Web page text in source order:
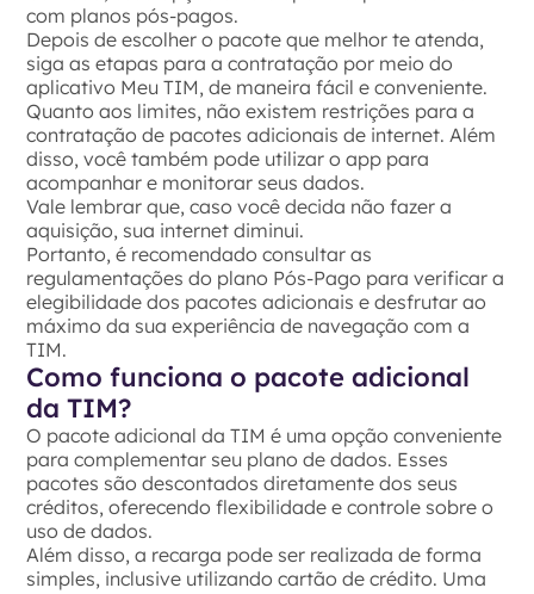
com planos pós-pagos.
Depois de escolher o pacote que melhor te atenda,
siga as etapas para a contratação por meio do
aplicativo Meu TIM, de maneira fácil e conveniente.
Quanto aos limites, não existem restrições para a
contratação de pacotes adicionais de internet. Além
disso, você também pode utilizar o app para
acompanhar e monitorar seus dados.
Vale lembrar que, caso você decida não fazer a
aquisição, sua internet diminui.
Portanto, é recomendado consultar as
regulamentações do plano Pós-Pago para verificar a
elegibilidade dos pacotes adicionais e desfrutar ao
máximo da sua experiência de navegação com a
TIM.
Como funciona o pacote adicional
da TIM?
O pacote adicional da TIM é uma opção conveniente
para complementar seu plano de dados. Esses
pacotes são descontados diretamente dos seus
créditos, oferecendo flexibilidade e controle sobre o
uso de dados.
Além disso, a recarga pode ser realizada de forma
simples, inclusive utilizando cartão de crédito. Uma